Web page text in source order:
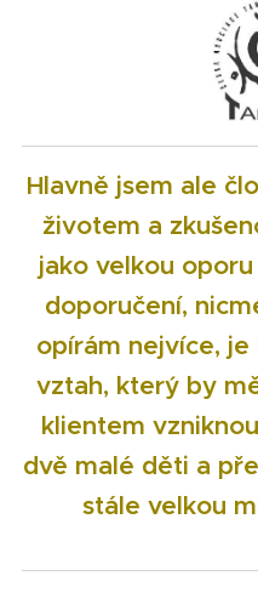
Hlavně jsem ale
životem a
jako velkou
doporučení,
opírám nejvíce,
vztah, který by
klientem
dvě malé děti a
stále velkou